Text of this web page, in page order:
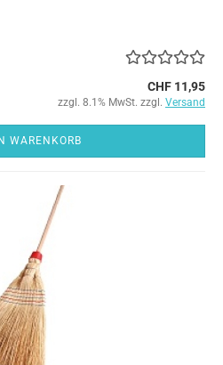
CHF 11,95
zzgl. 8.1% MwSt. zzgl. Versand
WARENKORB